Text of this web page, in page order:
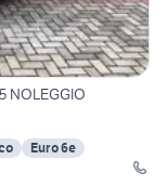
NOLEGGIO
Euro 6e